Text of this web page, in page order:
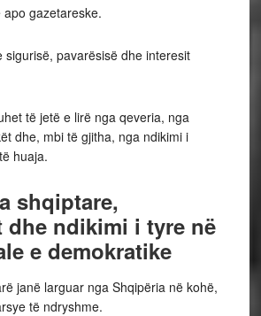
gazetareske.
sigurisë, pavarësisë dhe interesit
të jetë e lirë nga qeveria, nga
dhe, mbi të gjitha, nga ndikimi i
huaja.
shqiptare,
dhe ndikimi i tyre në
e demokratike
janë larguar nga Shqipëria në kohë,
të ndryshme.